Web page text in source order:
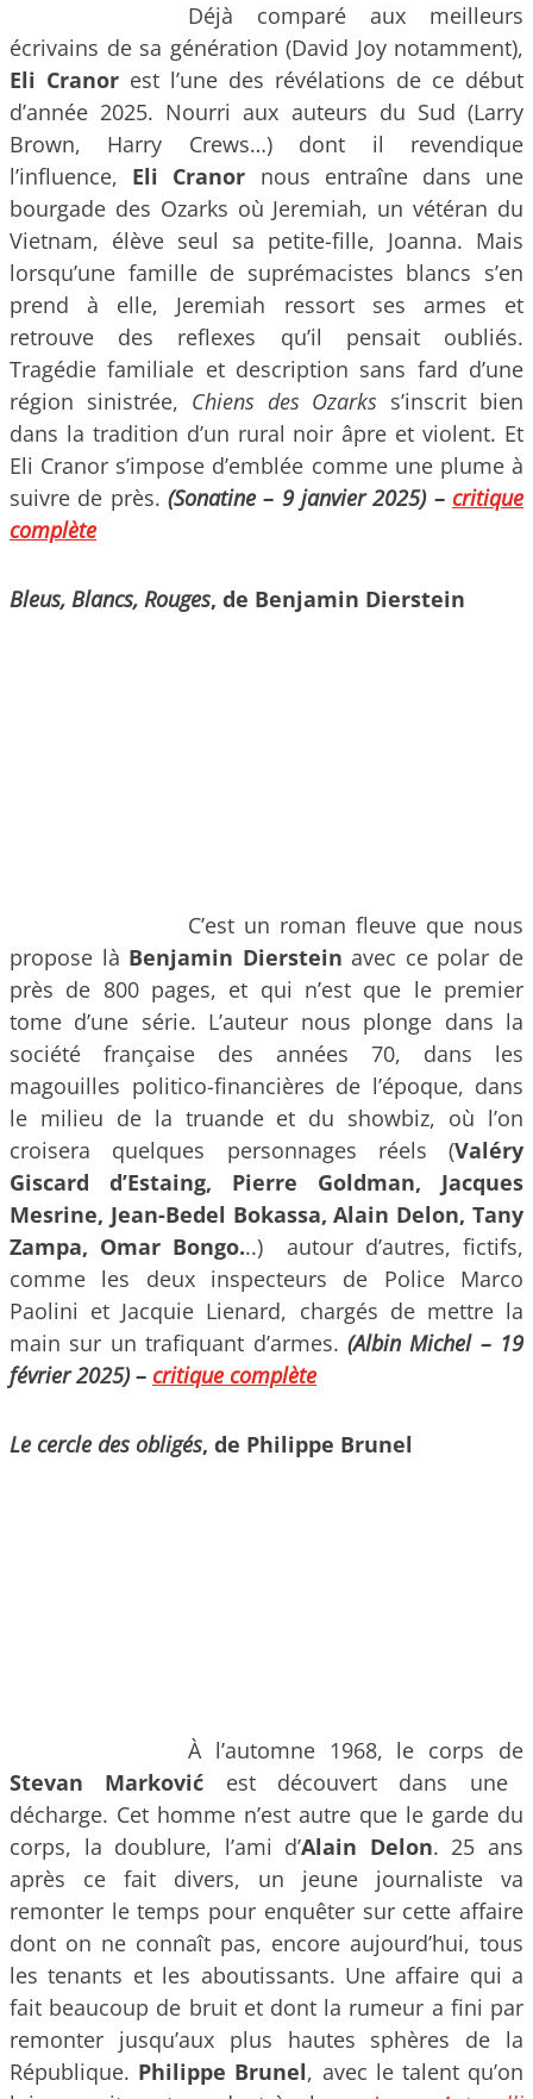
Déjà comparé aux meilleurs
écrivains de sa génération (David Joy notamment),
Eli Cranor est l’une des révélations de ce début
d’année 2025. Nourri aux auteurs du Sud (Larry
Brown, Harry Crews…) dont il revendique
l’influence, Eli Cranor nous entraîne dans une
bourgade des Ozarks où Jeremiah, un vétéran du
Vietnam, élève seul sa petite-fille, Joanna. Mais
lorsqu’une famille de suprémacistes blancs s’en
prend à elle, Jeremiah ressort ses armes et
retrouve des reflexes qu’il pensait oubliés.
Tragédie familiale et description sans fard d’une
région sinistrée, Chiens des Ozarks s’inscrit bien
dans la tradition d’un rural noir âpre et violent. Et
Eli Cranor s’impose d’emblée comme une plume à
suivre de près. (Sonatine – 9 janvier 2025) – critique
complète
Bleus, Blancs, Rouges, de Benjamin Dierstein
C’est un roman fleuve que nous
propose là Benjamin Dierstein avec ce polar de
près de 800 pages, et qui n’est que le premier
tome d’une série. L’auteur nous plonge dans la
société française des années 70, dans les
magouilles politico-financières de l’époque, dans
le milieu de la truande et du showbiz, où l’on
croisera quelques personnages réels (Valéry
Giscard d’Estaing, Pierre Goldman, Jacques
Mesrine, Jean-Bedel Bokassa, Alain Delon, Tany
Zampa, Omar Bongo...) autour d’autres, fictifs,
comme les deux inspecteurs de Police Marco
Paolini et Jacquie Lienard, chargés de mettre la
main sur un trafiquant d’armes. (Albin Michel – 19
février 2025)– critique complète
Le cercle des obligés, de Philippe Brunel
À l’automne 1968, le corps de
Stevan Marković est découvert dans une
décharge. Cet homme n’est autre que le garde du
corps, la doublure, l’ami d’Alain Delon. 25 ans
après ce fait divers, un jeune journaliste va
remonter le temps pour enquêter sur cette affaire
dont on ne connaît pas, encore aujourd’hui, tous
les tenants et les aboutissants. Une affaire qui a
fait beaucoup de bruit et dont la rumeur a fini par
remonter jusqu’aux plus hautes sphères de la
République. Philippe Brunel, avec le talent qu’on